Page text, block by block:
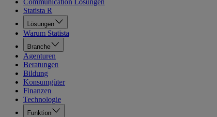
Communication Lösungen
Statista R
Lösungen
Warum Statista
Branche
Agenturen
Beratungen
Bildung
Konsumgüter
Finanzen
Technologie
Funktion